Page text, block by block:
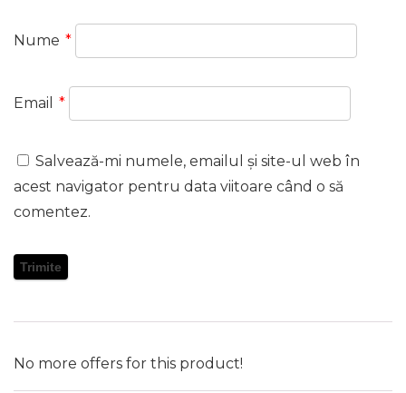
Nume *
Email *
Salvează-mi numele, emailul și site-ul web în
acest navigator pentru data viitoare când o să
comentez.
No more offers for this product!